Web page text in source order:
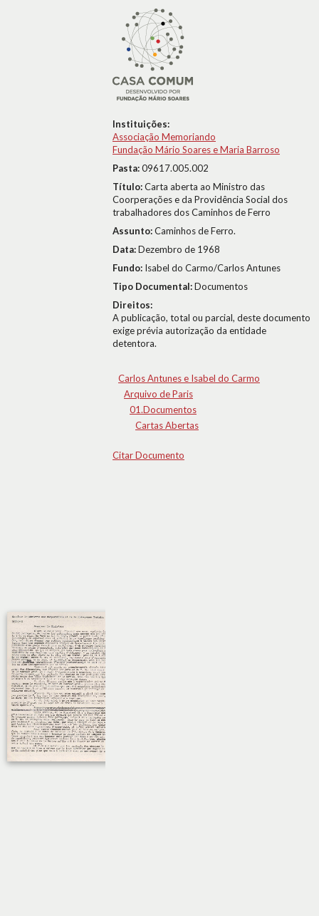
Instituições:
Associação Memoriando
Fundação Mário Soares e Maria Barroso
Pasta:09617.005.002
Título:Carta aberta ao Ministro das
Coorperações e da Providência Social dos
trabalhadores dos Caminhos de Ferro
Assunto:Caminhos de Ferro.
Data:Dezembro de 1968
Fundo: Isabel do Carmo/Carlos Antunes
Tipo Documental:Documentos
Direitos:
A publicação, total ou parcial, deste documento
exige prévia autorização da entidade
detentora.
Carlos Antunes e Isabel do Carmo
Arquivo de Paris
01.Documentos
Cartas Abertas
Citar Documento